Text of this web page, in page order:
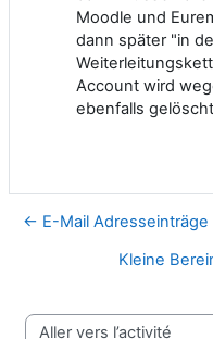
Moodle und
dann später "in
Account wird
ebenfalls
← E-Mail Adresseinträge
Kleine